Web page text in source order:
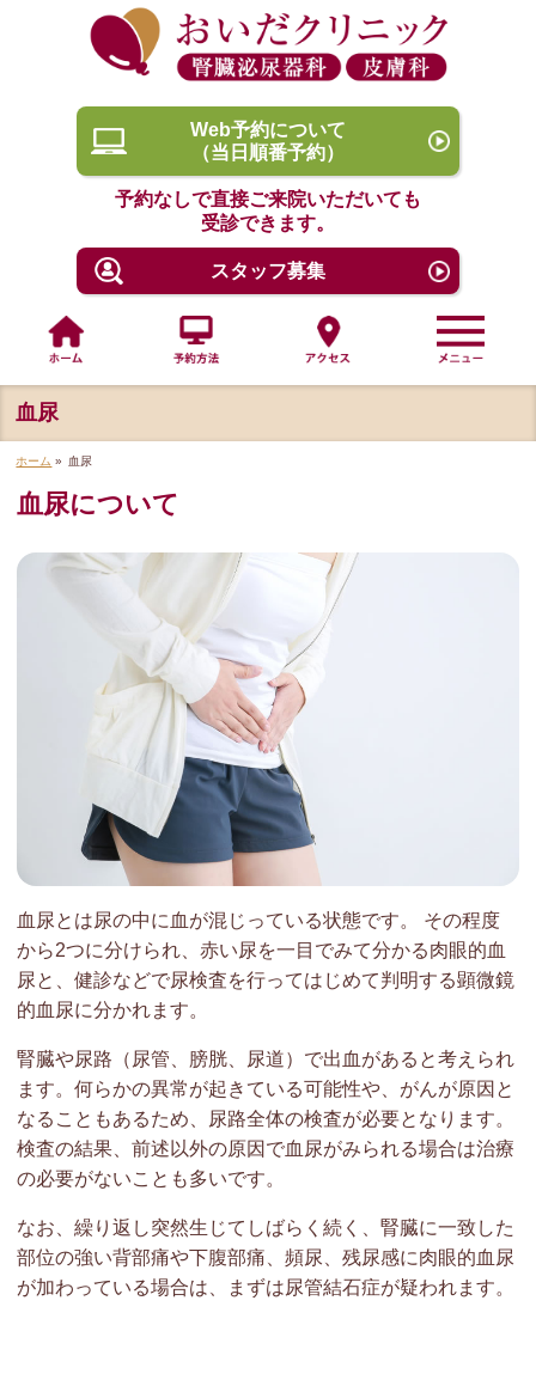
Web予約について
（当日順番予約）
予約なしで直接ご来院いただいても
受診できます。
スタッフ募集
血尿
ホーム » 血尿
血尿について
血尿とは尿の中に血が混じっている状態です。 その程度
から2つに分けられ、赤い尿を一目でみて分かる肉眼的血
尿と、健診などで尿検査を行ってはじめて判明する顕微鏡
的血尿に分かれます。
腎臓や尿路（尿管、膀胱、尿道）で出血があると考えられ
ます。何らかの異常が起きている可能性や、がんが原因と
なることもあるため、尿路全体の検査が必要となります。
検査の結果、前述以外の原因で血尿がみられる場合は治療
の必要がないことも多いです。
なお、繰り返し突然生じてしばらく続く、腎臓に一致した
部位の強い背部痛や下腹部痛、頻尿、残尿感に肉眼的血尿
が加わっている場合は、まずは尿管結石症が疑われます。